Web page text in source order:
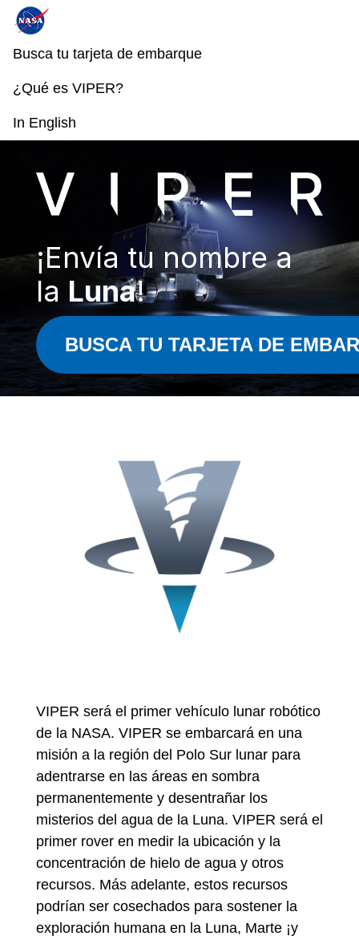
Busca tu tarjeta de embarque
¿Qué es VIPER?
In English
TARJETAS DE EMBARQUE RECLAMADAS.
¡Envía tu nombre a
la Luna!
BUSCA TU TARJETA DE
VIPER será el primer vehículo lunar robótico
de la NASA. VIPER se embarcará en una
misión a la región del Polo Sur lunar para
adentrarse en las áreas en sombra
permanentemente y desentrañar los
misterios del agua de la Luna. VIPER será el
primer rover en medir la ubicación y la
concentración de hielo de agua y otros
recursos. Más adelante, estos recursos
podrían ser cosechados para sostener la
exploración humana en la Luna, Marte ¡y